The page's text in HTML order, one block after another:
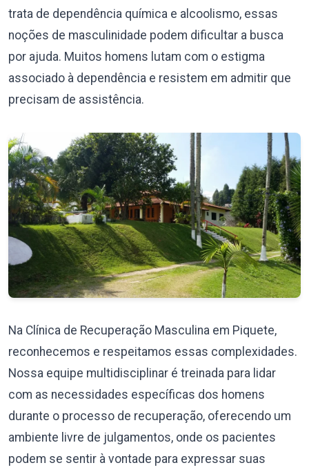
trata de dependência química e alcoolismo, essas
noções de masculinidade podem dificultar a busca
por ajuda. Muitos homens lutam com o estigma
associado à dependência e resistem em admitir que
precisam de assistência.
Na Clínica de Recuperação Masculina em Piquete,
reconhecemos e respeitamos essas complexidades.
Nossa equipe multidisciplinar é treinada para lidar
com as necessidades específicas dos homens
durante o processo de recuperação, oferecendo um
ambiente livre de julgamentos, onde os pacientes
podem se sentir à vontade para expressar suas